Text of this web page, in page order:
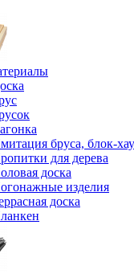
бруса, блок-
для дерева
доска
изделия
доска